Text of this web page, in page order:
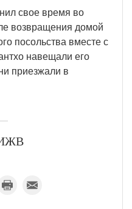
свое время во
возвращения домой
посольства вместе с
навещали его
приезжали в